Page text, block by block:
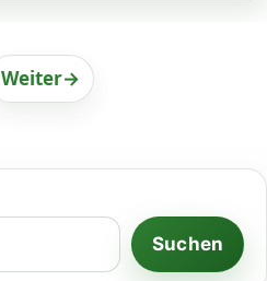
Weiter→
Suchen